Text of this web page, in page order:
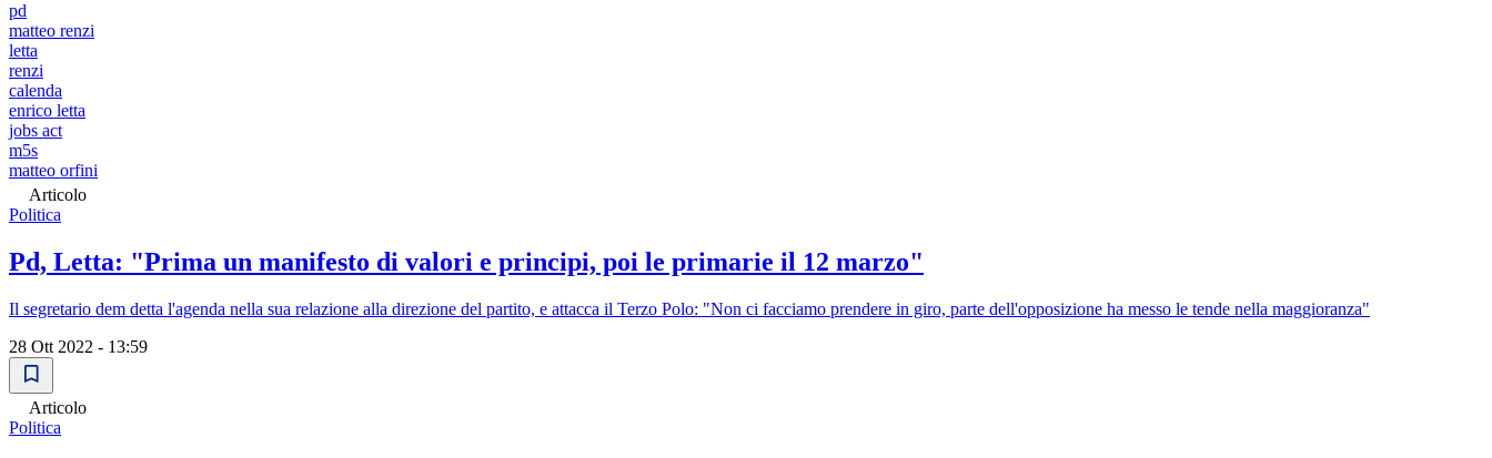
pd
matteo renzi
letta
renzi
calenda
enrico letta
jobs act
m5s
matteo orfini
Articolo
Politica
Pd, Letta: "Prima un manifesto di valori e principi, poi le primarie il 12 marzo"
Il segretario dem detta l'agenda nella sua relazione alla direzione del partito, e attacca il Terzo Polo: "Non ci facciamo prendere in giro, parte dell'opposizione ha messo le tende nella maggioranza"
28 Ott 2022 - 13:59
Articolo
Politica